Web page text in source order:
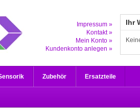
Impressum »
Kontakt »
Mein Konto »
Kundenkonto anlegen »
Ihr
Zubehör Ersatzteile